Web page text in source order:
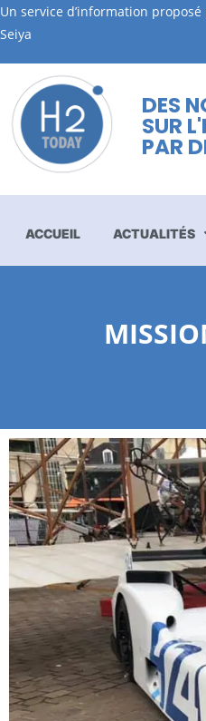
Un service d’information proposé
Seiya
DES
SUR
PAR
ACCUEIL ACTUALITÉS